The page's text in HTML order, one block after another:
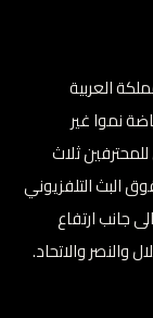
العربية
قطاع الرياضة نموا غير
ثلاث
البث التلفزيوني
جانب ارتفاع
والنصر والاتحاد.